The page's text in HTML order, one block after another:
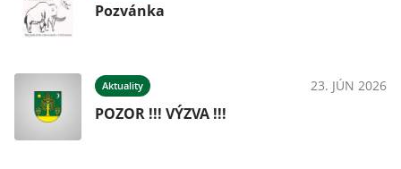
Pozvánka
Aktuality 23. JÚN 2026
POZOR !!! VÝZVA !!!